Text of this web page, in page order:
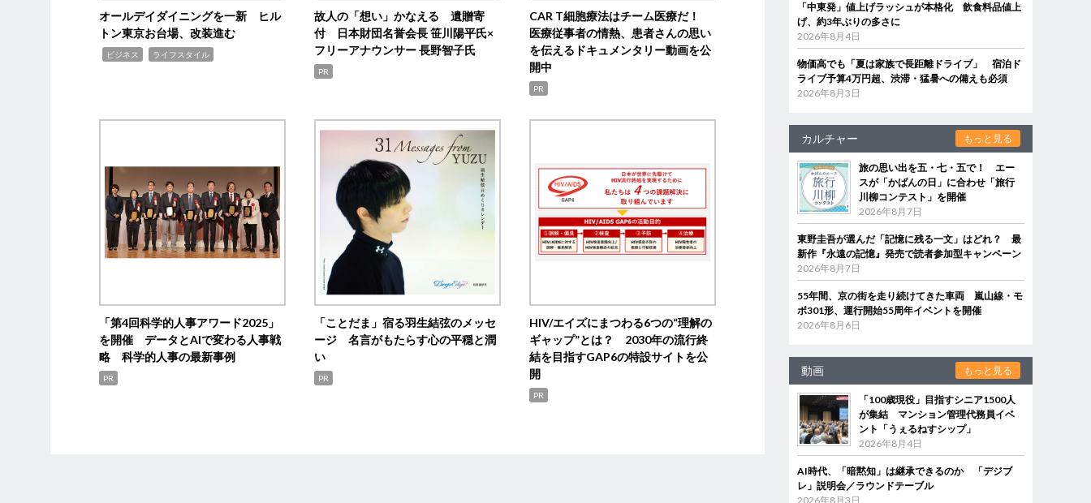
オールデイダイニングを一新 ヒル
トン東京お台場、改装進む
ビジネス ライフスタイル
故人の「想い」かなえる 遺贈寄
付 日本財団名誉会長 笹川陽平氏×
フリーアナウンサー 長野智子氏
PR
CAR T細胞療法はチーム医療だ！
医療従事者の情熱、患者さんの思い
を伝えるドキュメンタリー動画を公
開中
PR
「第4回科学的人事アワード2025」
を開催 データとAIで変わる人事戦
略 科学的人事の最新事例
PR
「ことだま」宿る羽生結弦のメッセ
ージ 名言がもたらす心の平穏と潤
い
PR
HIV/エイズにまつわる6つの“理解の
ギャップ”とは？ 2030年の流行終
結を目指すGAP6の特設サイトを公
開
PR
「中東発」値上げラッシュが本格化 飲食料品値上
げ、約3年ぶりの多さに
2026年8月4日
物価高でも「夏は家族で長距離ドライブ」 宿泊ド
ライブ予算4万円超、渋滞・猛暑への備えも必須
2026年8月3日
カルチャー もっと見る
旅の思い出を五・七・五で！ エー
スが「かばんの日」に合わせ「旅行
川柳コンテスト」を開催
2026年8月7日
東野圭吾が選んだ「記憶に残る一文」はどれ？ 最
新作『永遠の記憶』発売で読者参加型キャンペーン
2026年8月7日
55年間、京の街を走り続けてきた車両 嵐山線・モ
ボ301形、運行開始55周年イベントを開催
2026年8月6日
動画 もっと見る
「100歳現役」目指すシニア1500人
が集結 マンション管理代務員イベ
ント「うぇるねすシップ」
2026年8月4日
AI時代、「暗黙知」は継承できるのか 「デジブ
レ」説明会／ラウンドテーブル
2026年8月3日